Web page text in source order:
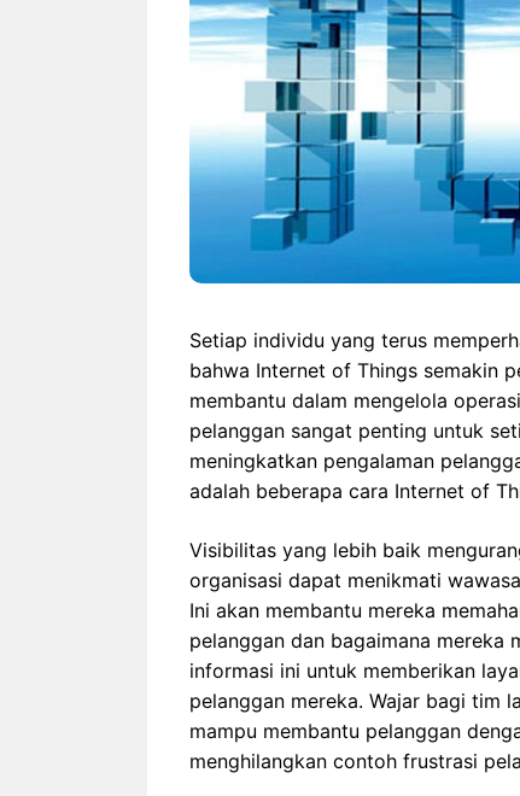
Setiap individu yang terus
bahwa Internet of Things semakin
membantu dalam mengelola
pelanggan sangat penting untuk
meningkatkan pengalaman
adalah beberapa cara Internet of
Visibilitas yang lebih baik
organisasi dapat menikmati
Ini akan membantu mereka
pelanggan dan bagaimana mereka
informasi ini untuk memberikan
pelanggan mereka. Wajar bagi tim
mampu membantu pelanggan
menghilangkan contoh frustrasi